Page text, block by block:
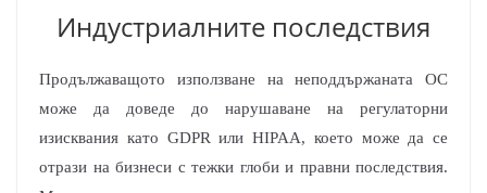
Индустриалните последствия
Продължаващото използване на неподдържаната ОС
може да доведе до нарушаване на регулаторни
изисквания като GDPR или HIPAA, което може да се
отрази на бизнеси с тежки глоби и правни последствия.